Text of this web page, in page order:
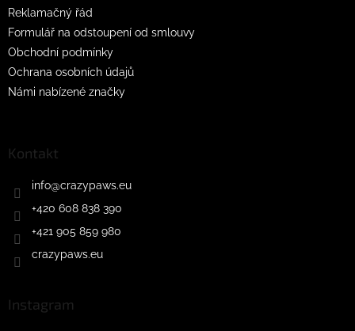
Reklamačný řád
Formulář na odstoupení od smlouvy
Obchodní podmínky
Ochrana osobních údajů
Námi nabízené značky
Kontakt
info@crazypaws.eu
+420 608 838 390
+421 905 859 980
crazypaws.eu
Instagram